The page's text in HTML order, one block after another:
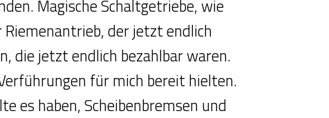
Magische Schaltgetriebe, wie
der jetzt endlich
die jetzt endlich bezahlbar waren.
für mich bereit hielten.
es haben, Scheibenbremsen und